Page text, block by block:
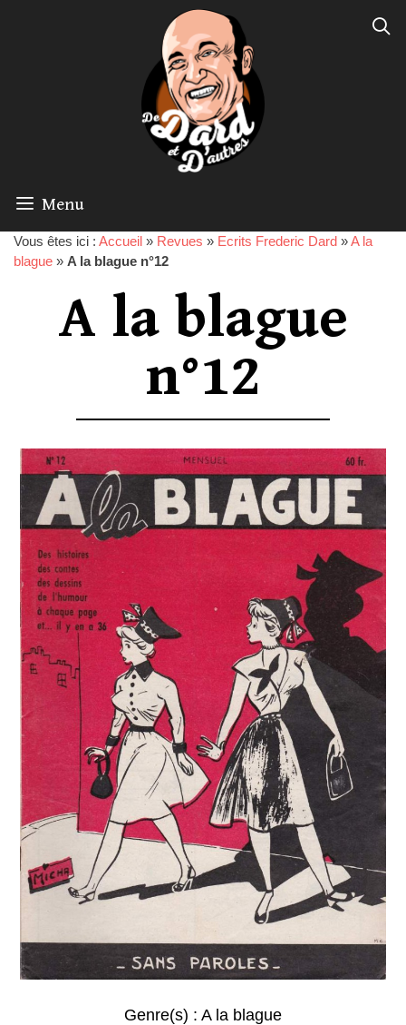
Menu
Vous êtes ici : Accueil » Revues » Ecrits Frederic Dard »A la
blague » A la blague n°12
A la blague
n°12
Genre(s) : A la blague